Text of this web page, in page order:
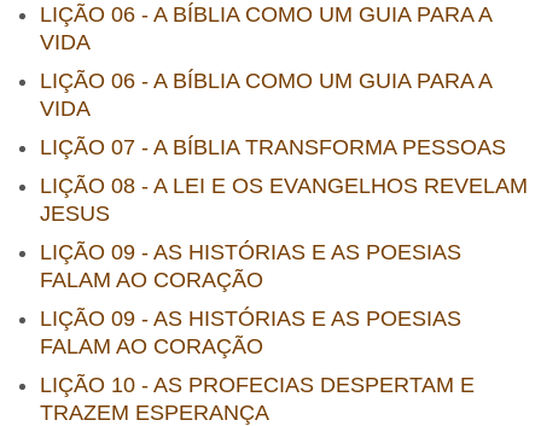
LIÇÃO 06 - A BÍBLIA COMO UM GUIA PARA A
VIDA
LIÇÃO 06 - A BÍBLIA COMO UM GUIA PARA A
VIDA
LIÇÃO 07 - A BÍBLIA TRANSFORMA PESSOAS
LIÇÃO 08 - A LEI E OS EVANGELHOS REVELAM
JESUS
LIÇÃO 09 - AS HISTÓRIAS E AS POESIAS
FALAM AO CORAÇÃO
LIÇÃO 09 - AS HISTÓRIAS E AS POESIAS
FALAM AO CORAÇÃO
LIÇÃO 10 - AS PROFECIAS DESPERTAM E
TRAZEM ESPERANÇA